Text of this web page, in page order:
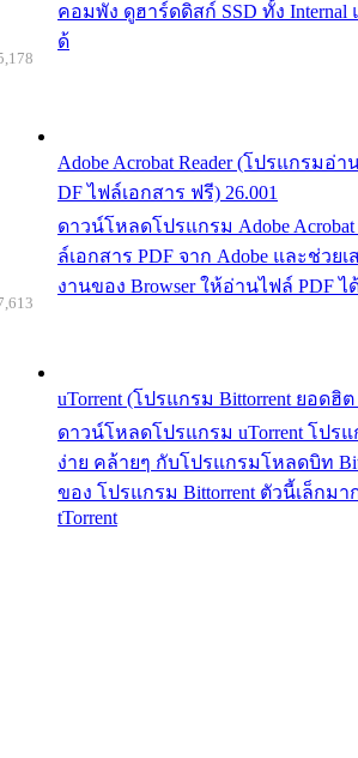
คอมพัง ดูฮาร์ดดิสก์ SSD ทั้ง Internal
ด้
Adobe Acrobat Reader (โปรแกรมอ่
DF ไฟล์เอกสาร ฟรี) 26.001
ดาวน์โหลดโปรแกรม Adobe Acrobat
ล์เอกสาร PDF จาก Adobe และช่วย
งานของ Browser ให้อ่านไฟล์ PDF ไ
uTorrent (โปรแกรม Bittorrent ยอดฮิ
ดาวน์โหลดโปรแกรม uTorrent โปรแ
ง่าย คล้ายๆ กับโปรแกรมโหลดบิท
ของ โปรแกรม Bittorrent ตัวนี้เล็กมา
tTorrent